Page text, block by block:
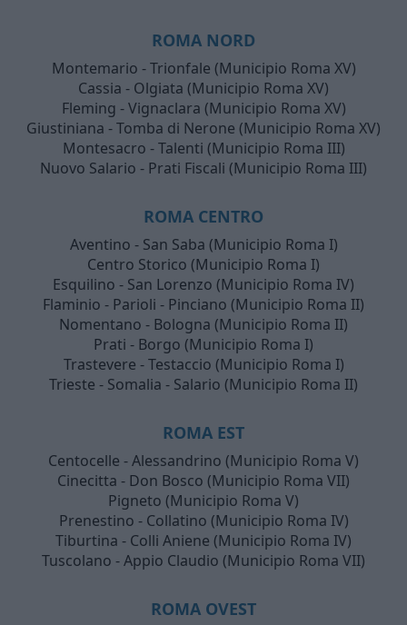
ROMA NORD
Montemario - Trionfale (Municipio Roma XV)
Cassia - Olgiata (Municipio Roma XV)
Fleming - Vignaclara (Municipio Roma XV)
Giustiniana - Tomba di Nerone (Municipio Roma XV)
Montesacro - Talenti (Municipio Roma III)
Nuovo Salario - Prati Fiscali (Municipio Roma III)
ROMA CENTRO
Aventino - San Saba (Municipio Roma I)
Centro Storico (Municipio Roma I)
Esquilino - San Lorenzo (Municipio Roma IV)
Flaminio - Parioli - Pinciano (Municipio Roma II)
Nomentano - Bologna (Municipio Roma II)
Prati - Borgo (Municipio Roma I)
Trastevere - Testaccio (Municipio Roma I)
Trieste - Somalia - Salario (Municipio Roma II)
ROMA EST
Centocelle - Alessandrino (Municipio Roma V)
Cinecitta - Don Bosco (Municipio Roma VII)
Pigneto (Municipio Roma V)
Prenestino - Collatino (Municipio Roma IV)
Tiburtina - Colli Aniene (Municipio Roma IV)
Tuscolano - Appio Claudio (Municipio Roma VII)
ROMA OVEST